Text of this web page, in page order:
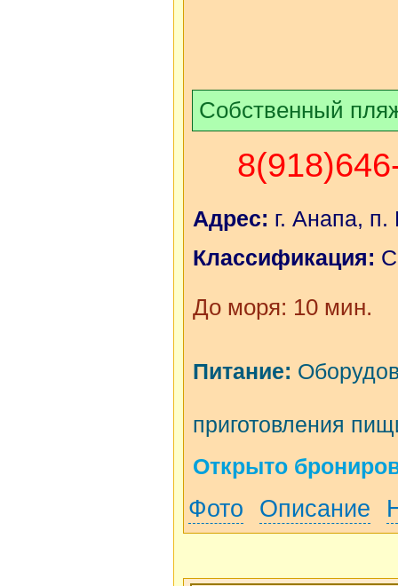
Собственный
Адрес: г. Анапа,
Классификация:
До моря: 10 мин.
Питание:
приготовления
Открыто
Фото Описание